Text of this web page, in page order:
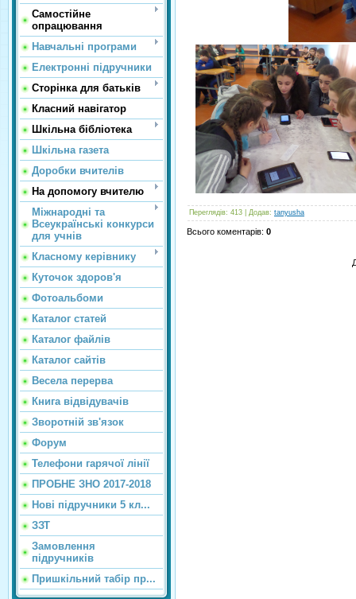
Самостійне
опрацювання
Навчальні програми
Електронні підручники
Сторінка для батьків
Класний навігатор
Шкільна бібліотека
Шкільна газета
Доробки вчителів
На допомогу вчителю
Міжнародні та
Всеукраїнські конкурси
для учнів
Класному керівнику
Куточок здоров'я
Фотоальбоми
Каталог статей
Каталог файлів
Каталог сайтiв
Весела перерва
Книга відвідувачів
Зворотній зв'язок
Форум
Телефони гарячої лінії
ПРОБНЕ ЗНО 2017-2018
Нові підручники 5 кл...
ЗЗТ
Замовлення
підручників
Пришкільний табір пр...
Переглядів: 413 | Додав: tanyusha
Всього коментарів: 0